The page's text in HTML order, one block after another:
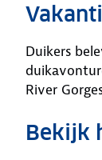
Duikers
River
Bekijk